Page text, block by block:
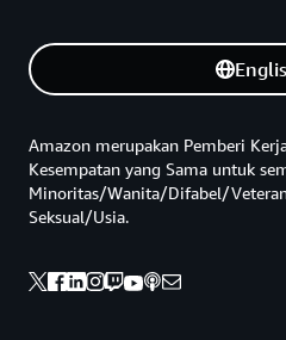
Amazon merupakan Pemberi
Kesempatan yang Sama untuk
Minoritas/Wanita/Difabel/
Seksual/Usia.